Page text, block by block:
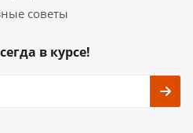
советы
в курсе!